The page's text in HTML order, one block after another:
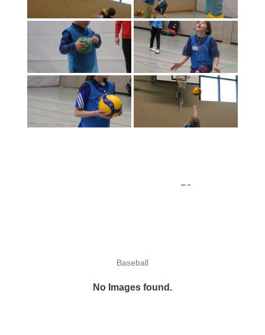
Baseball
No Images found.